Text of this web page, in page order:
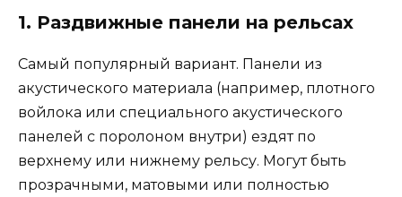
1. Раздвижные панели на рельсах
Самый популярный вариант. Панели из
акустического материала (например, плотного
войлока или специального акустического
панелей с поролоном внутри) ездят по
верхнему или нижнему рельсу. Могут быть
прозрачными, матовыми или полностью